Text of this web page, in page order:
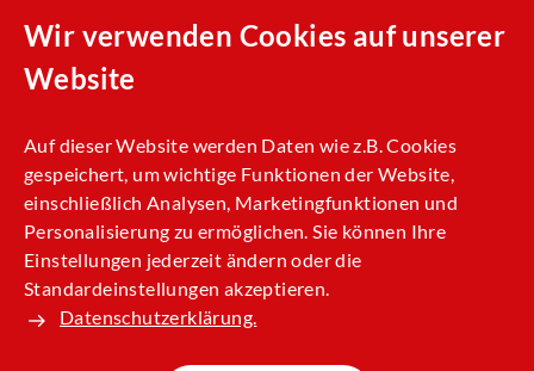
Wir verwenden Cookies auf unserer
Website
Auf dieser Website werden Daten wie z.B. Cookies
gespeichert, um wichtige Funktionen der Website,
einschließlich Analysen, Marketingfunktionen und
Personalisierung zu ermöglichen. Sie können Ihre
Einstellungen jederzeit ändern oder die
Standardeinstellungen akzeptieren.
Datenschutzerklärung.
Nachhaltigkeit
Allgemeine Einkaufsbedingungen (AEB)
Kontakt
Impressum
Datenschutz